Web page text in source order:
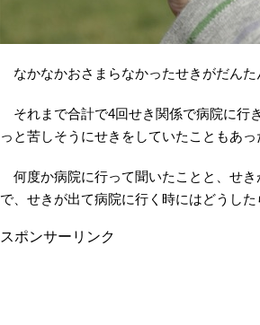
なかなかおさまらなかったせきがだんた
それまで合計で4回せき関係で病院に行
っと苦しそうにせきをしていたこともあ
何度か病院に行って聞いたことと、せ
で、せきが出て病院に行く時にはどうした
スポンサーリンク